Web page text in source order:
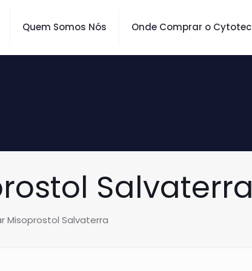
Quem Somos Nós Onde Comprar o Cytotec
Salvaterra
Misoprostol Salvaterra